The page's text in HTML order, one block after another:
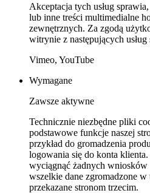
Akceptacja tych usług
lub inne treści multimedialne
zewnętrznych. Za zgodą
witrynie z następujących usług
Vimeo, YouTube
Wymagane
Zawsze aktywne
Technicznie niezbędne pliki
podstawowe funkcje naszej
przykład do gromadzenia
logowania się do konta
wyciągnąć żadnych wniosków
wszelkie dane zgromadzone w
przekazane stronom trzecim.